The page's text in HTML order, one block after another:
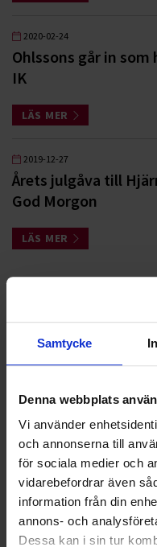
Samtycke
Denna webbplats
Vi använder
och annonserna till
för sociala medier och
vidarebefordrar även
information från din
annons- och
Dessa kan i sin tur
2020-02-24
Ohlssons går in
IK
LÄS MER
2019-12-27
Årets julgåva till
God Morgon
LÄS MER
Nyheter
ALLA
HÅLLBARHET
LANDSKRONA
NYA UPPDRAG